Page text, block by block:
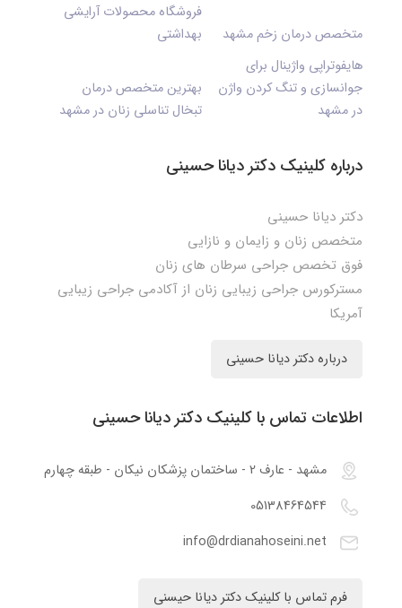
متخصص درمان زخم مشهد
فروشگاه محصولات آرایشی
بهداشتی
هایفوتراپی واژینال برای
جوانسازی و تنگ کردن واژن
در مشهد
بهترین متخصص درمان
تبخال تناسلی زنان در مشهد
درباره کلینیک دکتر دیانا حسینی
دکتر دیانا حسینی
متخصص زنان و زایمان و نازایی
فوق تخصص جراحی سرطان های زنان
مسترکورس جراحی زیبایی زنان از آکادمی جراحی زیبایی
آمریکا
درباره دکتر دیانا حسینی
اطلاعات تماس با کلینیک دکتر دیانا حسینی
مشهد - عارف 2 - ساختمان پزشکان نیکان - طبقه چهارم
05138464544
info@drdianahoseini.net
فرم تماس با کلینیک دکتر دیانا حیسنی